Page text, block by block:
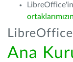
Ana